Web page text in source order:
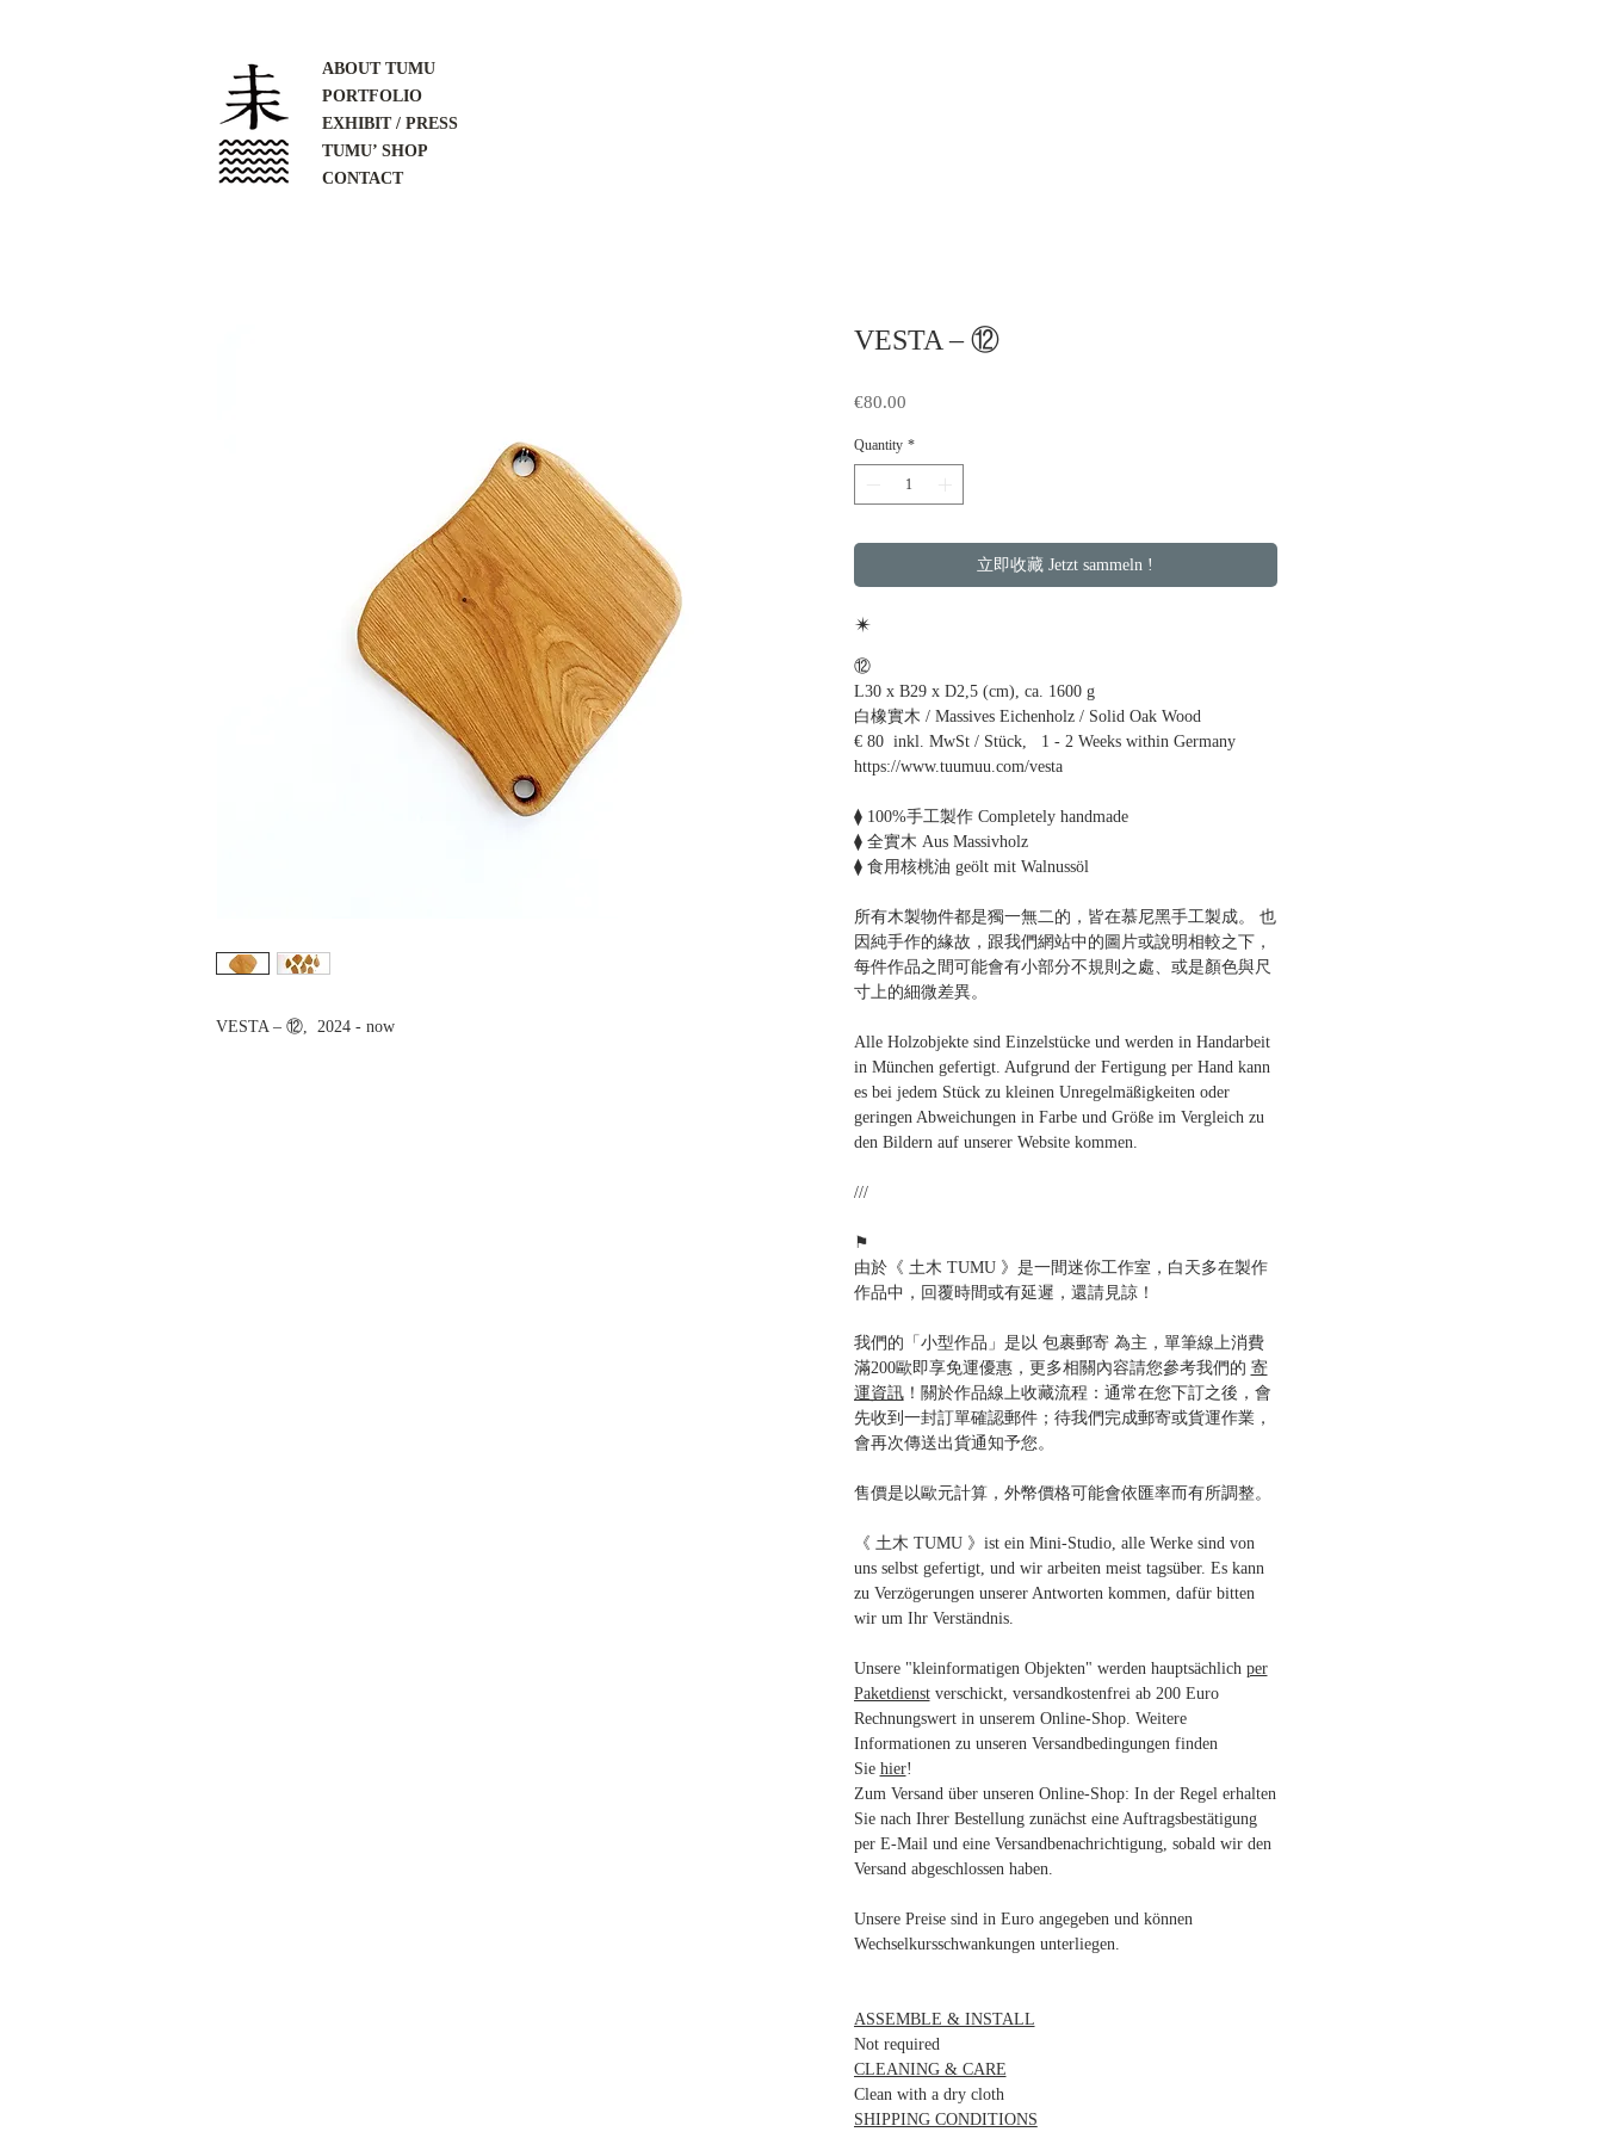
VESTA – ⑫, 2024 - now
VESTA – ⑫
€80.00Price
Quantity *
立即收藏 Jetzt sammeln !
✴
⑫
L30 x B29 x D2,5 (cm), ca. 1600 g
白橡實木 / Massives Eichenholz / Solid Oak Wood
€ 80 inkl. MwSt / Stück, 1 - 2 Weeks within Germany
https://www.tuumuu.com/vesta
⧫ 100%手工製作 Completely handmade
⧫ 全實木 Aus Massivholz
⧫ 食用核桃油 geölt mit Walnussöl
所有木製物件都是獨一無二的，皆在慕尼黑手工製成。 也
因純手作的緣故，跟我們網站中的圖片或說明相較之下，
每件作品之間可能會有小部分不規則之處、或是顏色與尺
寸上的細微差異。
Alle Holzobjekte sind Einzelstücke und werden in Handarbeit
in München gefertigt. Aufgrund der Fertigung per Hand kann
es bei jedem Stück zu kleinen Unregelmäßigkeiten oder
geringen Abweichungen in Farbe und Größe im Vergleich zu
den Bildern auf unserer Website kommen.
///
⚑
由於《 土木 TUMU 》是一間迷你工作室，白天多在製作
作品中，回覆時間或有延遲，還請見諒！
我們的「小型作品」是以 包裹郵寄 為主，單筆線上消費
滿200歐即享免運優惠，更多相關內容請您參考我們的 寄
運資訊！關於作品線上收藏流程：通常在您下訂之後，會
先收到一封訂單確認郵件；待我們完成郵寄或貨運作業，
會再次傳送出貨通知予您。
售價是以歐元計算，外幣價格可能會依匯率而有所調整。
《 土木 TUMU 》ist ein Mini-Studio, alle Werke sind von
uns selbst gefertigt, und wir arbeiten meist tagsüber. Es kann
zu Verzögerungen unserer Antworten kommen, dafür bitten
wir um Ihr Verständnis.
Unsere "kleinformatigen Objekten" werden hauptsächlich per
Paketdienstverschickt, versandkostenfrei ab 200 Euro
Rechnungswert in unserem Online-Shop. Weitere
Informationen zu unseren Versandbedingungen finden
Sie hier!
Zum Versand über unseren Online-Shop: In der Regel erhalten
Sie nach Ihrer Bestellung zunächst eine Auftragsbestätigung
per E-Mail und eine Versandbenachrichtigung, sobald wir den
Versand abgeschlossen haben.
Unsere Preise sind in Euro angegeben und können
Wechselkursschwankungen unterliegen.
ASSEMBLE & INSTALL
Not required
CLEANING & CARE
Clean with a dry cloth
SHIPPING CONDITIONS
ABOUT TUMU
PORTFOLIO
EXHIBIT / PRESS
TUMU’ SHOP
CONTACT